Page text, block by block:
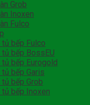
Grob
Inoxen
Fulco
bếp Fulco
bếp BossEU
bếp Eurogold
bếp Garis
bếp Grob
bếp Inoxen